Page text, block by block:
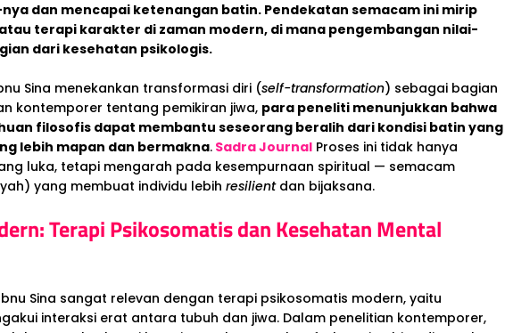
dan mencapai ketenangan batin. Pendekatan semacam ini mirip
terapi karakter di zaman modern, di mana pengembangan nilai-
dari kesehatan psikologis.
Sina menekankan transformasi diri (self-transformation) sebagai bagian
kontemporer tentang pemikiran jiwa, para peneliti menunjukkan bahwa
filosofis dapat membantu seseorang beralih dari kondisi batin yang
lebih mapan dan bermakna. Sadra Journal Proses ini tidak hanya
luka, tetapi mengarah pada kesempurnaan spiritual — semacam
yang membuat individu lebih resilient dan bijaksana.
Terapi Psikosomatis dan Kesehatan Mental
Sina sangat relevan dengan terapi psikosomatis modern, yaitu
interaksi erat antara tubuh dan jiwa. Dalam penelitian kontemporer,